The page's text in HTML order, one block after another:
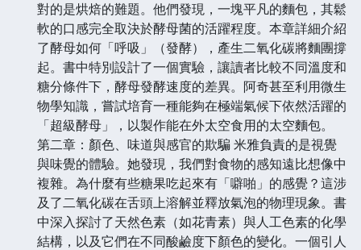
對的是烘焙的難題。他們發現，一塊平凡的麵包，其鬆
軟的口感完全取決於酵母菌的活躍程度。本章詳細介紹
了酵母如何「呼吸」（發酵），產生二氧化碳將麵團撐
起。書中特別設計了一個實驗，讓讀者比較不同溫度和
糖分條件下，酵母發酵速度的差異。阿奇甚至利用微生
物學知識，嘗試培育一種能夠在極端氣候下依然活躍的
「超級酵母」，以製作能在外太空食用的太空麵包。
第二章：顏色、味道與感官的欺騙 米雅負責的是視覺
與味覺的體驗。她發現，我們對食物的感知遠比想像中
複雜。為什麼有些糖果吃起來有「噼啪」的感覺？這涉
及了二氧化碳在舌頭上溶解並釋放氣泡的物理現象。書
中深入探討了天然色素（如花青素）與人工色素的化學
結構，以及它們在不同酸鹼度下顏色的變化。一個引人